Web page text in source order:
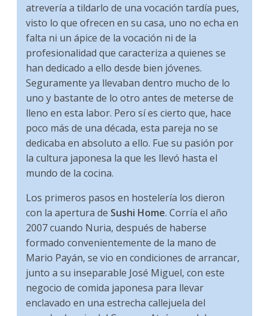
atrevería a tildarlo de una vocación tardía pues,
visto lo que ofrecen en su casa, uno no echa en
falta ni un ápice de la vocación ni de la
profesionalidad que caracteriza a quienes se
han dedicado a ello desde bien jóvenes.
Seguramente ya llevaban dentro mucho de lo
uno y bastante de lo otro antes de meterse de
lleno en esta labor. Pero sí es cierto que, hace
poco más de una década, esta pareja no se
dedicaba en absoluto a ello. Fue su pasión por
la cultura japonesa la que les llevó hasta el
mundo de la cocina.
Los primeros pasos en hostelería los dieron
con la apertura de Sushi Home. Corría el año
2007 cuando Nuria, después de haberse
formado convenientemente de la mano de
Mario Payán, se vio en condiciones de arrancar,
junto a su inseparable José Miguel, con este
negocio de comida japonesa para llevar
enclavado en una estrecha callejuela del